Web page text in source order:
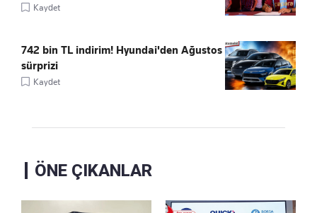
Kaydet
742 bin TL indirim! Hyundai'den Ağustos
sürprizi
Kaydet
ÖNE ÇIKANLAR